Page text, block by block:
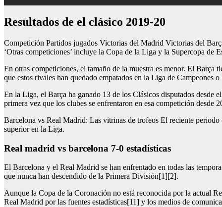
resultados de el clásico 2019-20
Competición Partidos jugados Victorias del Madrid Victorias del
‘Otras competiciones’ incluye la Copa de la Liga y la Supercopa de
En otras competiciones, el tamaño de la muestra es menor. El Barça
que estos rivales han quedado empatados en la Liga de Campeones
En la Liga, el Barça ha ganado 13 de los Clásicos disputados desde
primera vez que los clubes se enfrentaron en esa competición desde
Barcelona vs Real Madrid: Las vitrinas de trofeos El reciente
superior en la Liga.
real madrid vs barcelona 7-0 estadísticas
El Barcelona y el Real Madrid se han enfrentado en todas las
que nunca han descendido de la Primera División[1][2].
Aunque la Copa de la Coronación no está reconocida por la actual
Real Madrid por las fuentes estadísticas[11] y los medios de